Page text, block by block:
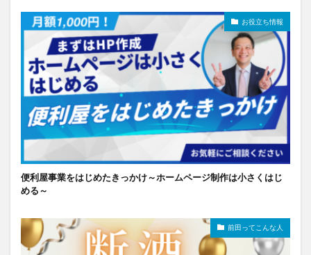
お役立ち情報
便利屋事業をはじめたきっかけ～ホームページ制作は小さくはじ
める～
前田ってこんな人